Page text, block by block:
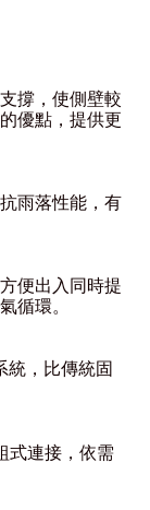
撐，使側壁較
優點，提供更
雨落性能，有
便出入同時提
循環。
統，比傳統固
式連接，依需